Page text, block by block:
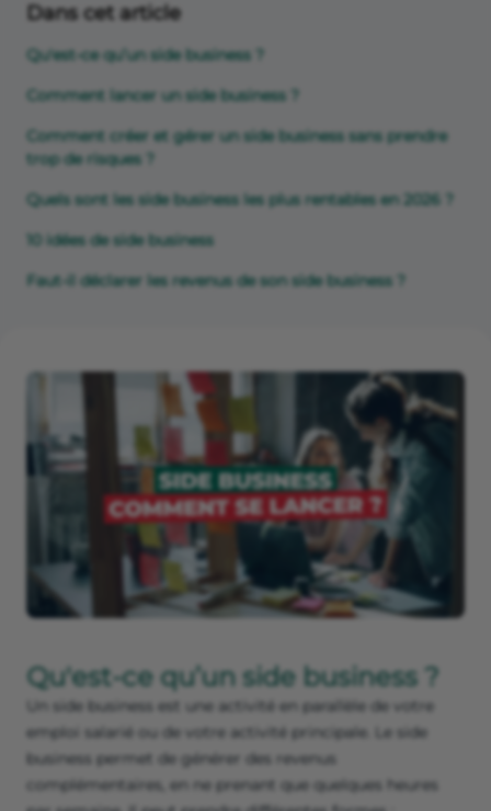
Dans cet article
Qu'est-ce qu’un side business ?
Comment lancer un side business ?
Comment créer et gérer un side business sans prendre
trop de risques ?
Quels sont les side business les plus rentables en 2026 ?
10 idées de side business
Faut-il déclarer les revenus de son side business ?
Qu'est-ce qu’un side business ?
Un side business est une activité en parallèle de votre
emploi salarié ou de votre activité principale. Le side
business permet de générer des revenus
complémentaires, en ne prenant que quelques heures